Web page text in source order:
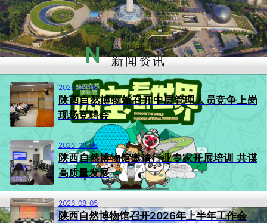
N EWS INFORMATION
新闻资讯
2026-08-08
陕西自然博物馆召开中层管理人员竞争上岗
现场竞聘会
2026-08-06
陕西自然博物馆邀请行业专家开展培训 共谋
高质量发展
2026-08-05
陕西自然博物馆召开2026年上半年工作会